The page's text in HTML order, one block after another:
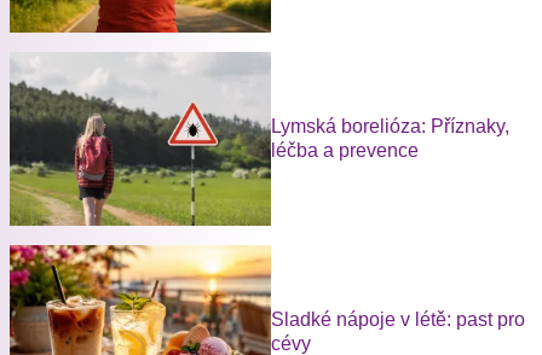
Lymská borelióza: Příznaky,
léčba a prevence
Sladké nápoje v létě: past pro
cévy